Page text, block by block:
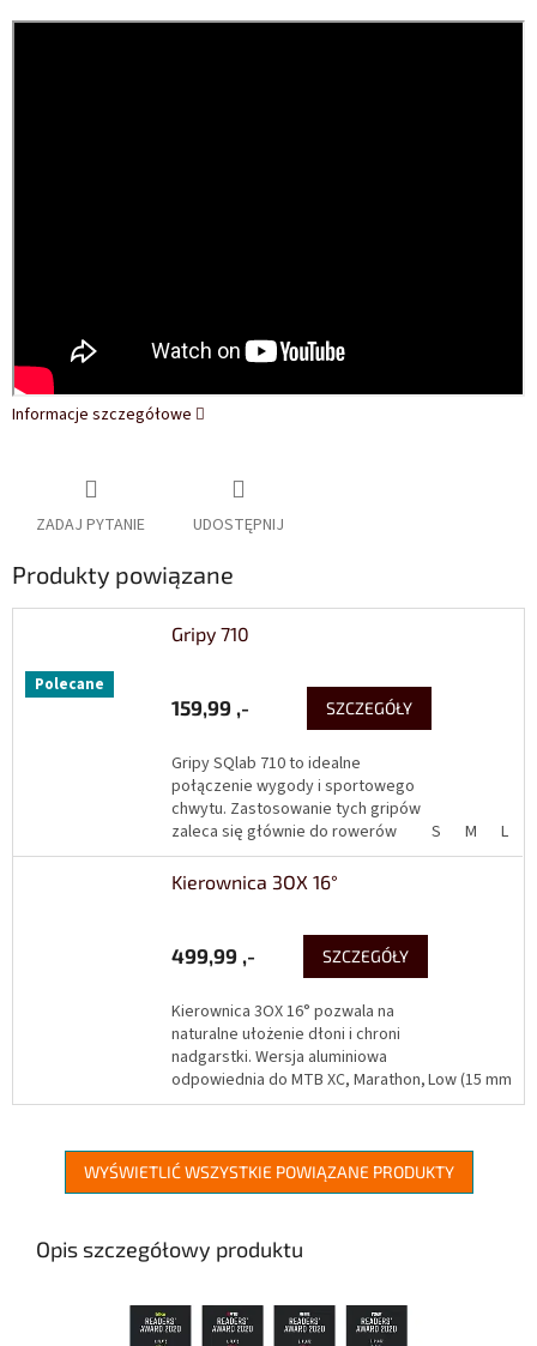
Informacje szczegółowe
ZADAJ PYTANIE UDOSTĘPNIJ
Produkty powiązane
Polecane
Gripy 710
159,99 ,- SZCZEGÓŁY
Gripy SQlab 710 to idealne
połączenie wygody i sportowego
chwytu. Zastosowanie tych gripów
zaleca się głównie do rowerów
górskich i sportowych rowerów
trekkingowych. Przynosząca...
S M L
Kierownica 3OX 16°
499,99 ,- SZCZEGÓŁY
Kierownica 3OX 16° pozwala na
naturalne ułożenie dłoni i chroni
nadgarstki. Wersja aluminiowa
odpowiednia do MTB XC, Marathon,
Ebike. Kierownica zapewnia
Low (15 mm)
WYŚWIETLIĆ WSZYSTKIE POWIĄZANE PRODUKTY
Opis szczegółowy produktu